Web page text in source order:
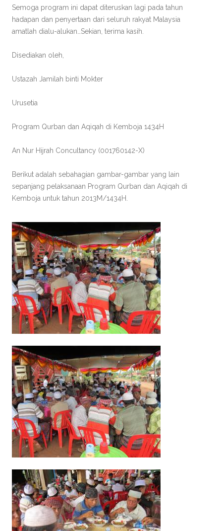
Semoga program ini dapat diteruskan lagi pada tahun
hadapan dan penyertaan dari seluruh rakyat Malaysia
amatlah dialu-alukan…Sekian, terima kasih.
Disediakan oleh,
Ustazah Jamilah binti Mokter
Urusetia
Program Qurban dan Aqiqah di Kemboja 1434H
An Nur Hijrah Concultancy (001760142-X)
Berikut adalah sebahagian gambar-gambar yang lain
sepanjang pelaksanaan Program Qurban dan Aqiqah di
Kemboja untuk tahun 2013M/1434H.